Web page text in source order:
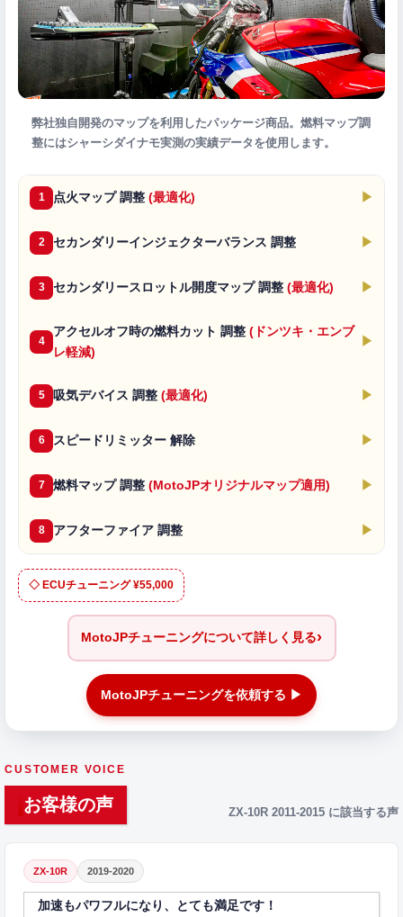
弊社独自開発のマップを利用したパッケージ商品。燃料マップ調
整にはシャーシダイナモ実測の実績データを使用します。
1 点火マップ 調整 (最適化) ▶
2 セカンダリーインジェクターバランス 調整 ▶
3 セカンダリースロットル開度マップ 調整 (最適化) ▶
4
アクセルオフ時の燃料カット 調整 (ドンツキ・エンブ
レ軽減)
▶
5 吸気デバイス 調整 (最適化) ▶
6 スピードリミッター 解除 ▶
7 燃料マップ 調整 (MotoJPオリジナルマップ適用) ▶
8 アフターファイア 調整 ▶
◇ ECUチューニング ¥55,000
MotoJPチューニングについて詳しく見る›
MotoJPチューニングを依頼する ▶
CUSTOMER VOICE
お客様の声 ZX-10R 2011-2015 に該当する声
ZX-10R 2019-2020
加速もパワフルになり、とても満足です！